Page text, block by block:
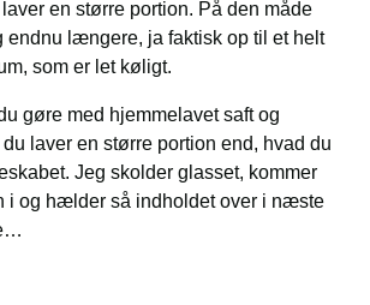
en større portion. På den måde
endnu længere, ja faktisk op til et helt
som er let køligt.
gøre med hjemmelavet saft og
laver en større portion end, hvad du
Jeg skolder glasset, kommer
i og hælder så indholdet over i næste